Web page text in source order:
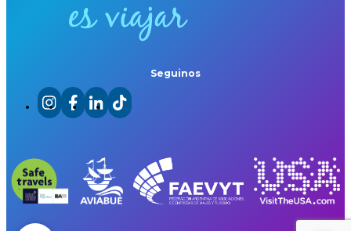
Seguinos